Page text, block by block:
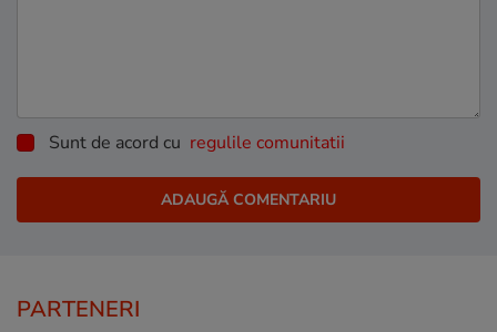
Sunt de acord cu regulile comunitatii
PARTENERI